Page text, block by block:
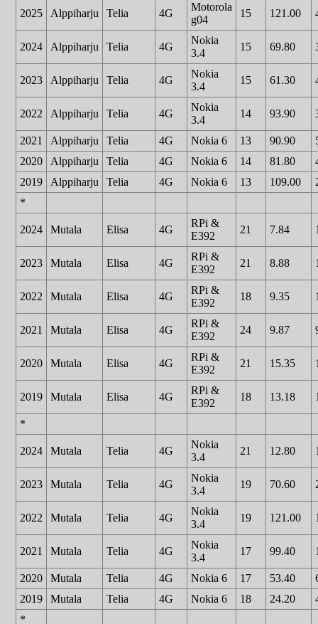
2025 Alppiharju Telia 4G
Motorola
g04
15 121.00
2024 Alppiharju Telia 4G
Nokia
3.4
15 69.80
2023 Alppiharju Telia 4G
Nokia
3.4
15 61.30
2022 Alppiharju Telia 4G
Nokia
3.4
14 93.90
2021 Alppiharju Telia 4G Nokia 6 13 90.90
2020
Alppiharju Telia 4G Nokia 6 14 81.80
2019
Alppiharju Telia 4G Nokia 6 13 109.00
*
2024 Mutala Elisa 4G
RPi &
E392
21 7.84
2023 Mutala Elisa 4G
RPi &
E392
21 8.88
2022 Mutala Elisa 4G
RPi &
E392
18 9.35
2021 Mutala Elisa 4G
RPi &
E392
24 9.87
2020 Mutala Elisa 4G
RPi &
E392
21 15.35
2019 Mutala Elisa 4G
RPi &
E392
18 13.18
*
2024 Mutala Telia 4G
Nokia
3.4
21 12.80
2023 Mutala Telia 4G
Nokia
3.4
19 70.60
2022 Mutala Telia 4G
Nokia
3.4
19 121.00
2021 Mutala Telia 4G
Nokia
3.4
17 99.40
2020 Mutala Telia 4G Nokia 6 17 53.40
2019
Mutala Telia 4G Nokia 6 18 24.20
*